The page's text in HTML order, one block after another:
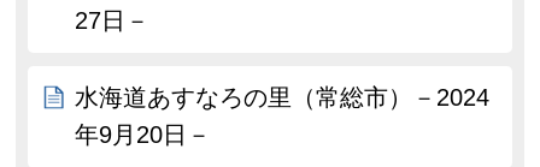
27日－
水海道あすなろの里（常総市）－2024
年9月20日－